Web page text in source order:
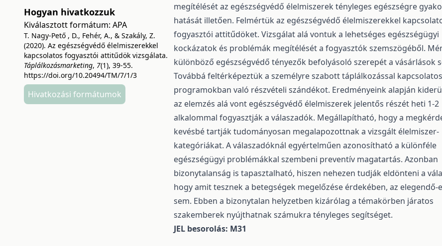
Hogyan hivatkozzuk
Kiválasztott formátum: APA
T. Nagy-Pető , D., Fehér, A., & Szakály, Z.
(2020). Az egészségvédő élelmiszerekkel
kapcsolatos fogyasztói attitűdök vizsgálata.
Táplálkozásmarketing, 7(1), 39-55.
https://doi.org/10.20494/TM/7/1/3
Hivatkozási formátumok
megítélését az egészségvédő élelmiszerek tényleges egészségre
hatását illetően. Felmértük az egészségvédő élelmiszerekkel
fogyasztói attitűdöket. Vizsgálat alá vontuk a lehetséges egészségügyi
kockázatok és problémák megítélését a fogyasztók szemszögéből.
különböző egészségvédő tényezők befolyásoló szerepét a vásárlások
Továbbá feltérképeztük a személyre szabott táplálkozással kapcsolatos
programokban való részvételi szándékot. Eredményeink alapján
az elemzés alá vont egészségvédő élelmiszerek jelentős részét heti 1-2
alkalommal fogyasztják a válaszadók. Megállapítható, hogy a
kevésbé tartják tudományosan megalapozottnak a vizsgált élelmiszer-
kategóriákat. A válaszadóknál egyértelműen azonosítható a különféle
egészségügyi problémákkal szembeni preventív magatartás. Azonban
bizonytalanság is tapasztalható, hiszen nehezen tudják eldönteni a
hogy amit tesznek a betegségek megelőzése érdekében, az elegendő-
sem. Ebben a bizonytalan helyzetben kizárólag a témakörben járatos
szakemberek nyújthatnak számukra tényleges segítséget.
JEL besorolás: M31